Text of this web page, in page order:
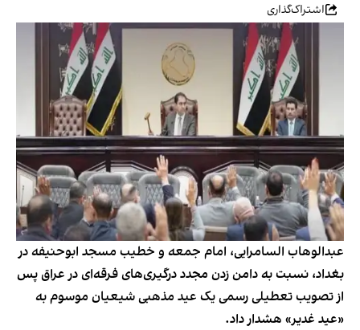
اشتراک‌گذاری
عبدالوهاب السامرایی، امام جمعه و خطیب مسجد ابوحنیفه در
بغداد، نسبت به دامن زدن مجدد درگیری‌های فرقه‌ای در عراق پس
از تصویب تعطیلی رسمی یک عید مذهبی شیعیان موسوم به
«عید غدیر» هشدار داد.